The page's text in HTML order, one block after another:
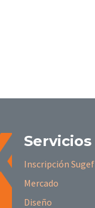
Servicios
Inscripción Sugef
Mercado
Diseño